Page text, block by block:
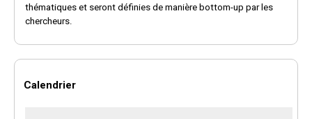
thématiques et seront définies de manière bottom-up par les
chercheurs.
Calendrier